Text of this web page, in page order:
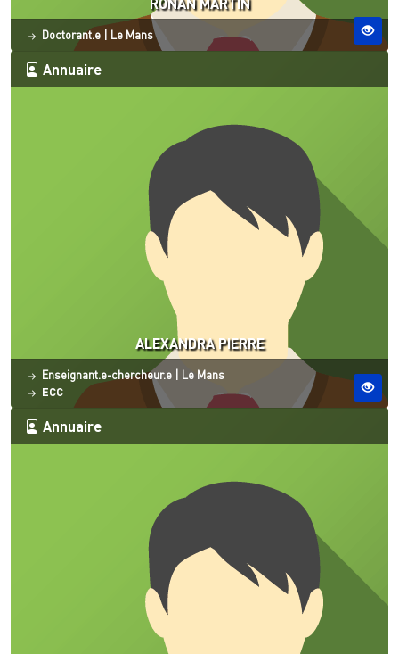
RONAN MARTIN
Statut
Doctorant.e Site ESO
Le Mans
Annuaire
ALEXANDRA PIERRE
Statut
Enseignant.e-chercheur.e Site ESO
Le Mans
ECC
Annuaire